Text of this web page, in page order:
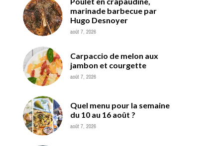
marinade barbecue par
Hugo Desnoyer
août 7, 2026
Carpaccio de melon aux
jambon et courgette
août 7, 2026
Quel menu pour la semaine
du 10 au 16 août ?
août 7, 2026